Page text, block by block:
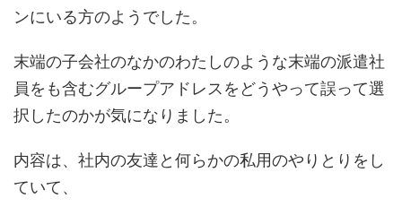
ンにいる方のようでした。
末端の子会社のなかのわたしのような末端の派遣社
員をも含むグループアドレスをどうやって誤って選
択したのかが気になりました。
内容は、社内の友達と何らかの私用のやりとりをし
ていて、